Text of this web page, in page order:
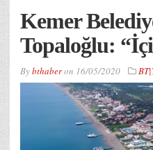
Kemer
Topaloğlu:
Bybthaberon 16/05/2020